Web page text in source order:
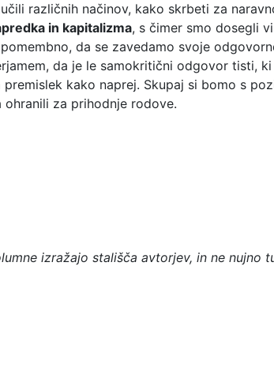
različnih načinov, kako skrbeti za
in kapitalizma, s čimer smo dosegli
da se zavedamo svoje
da je le samokritični odgovor tisti,
premislek kako naprej. Skupaj si bomo s
ohranili za prihodnje rodove.
izražajo stališča avtorjev, in ne nujno